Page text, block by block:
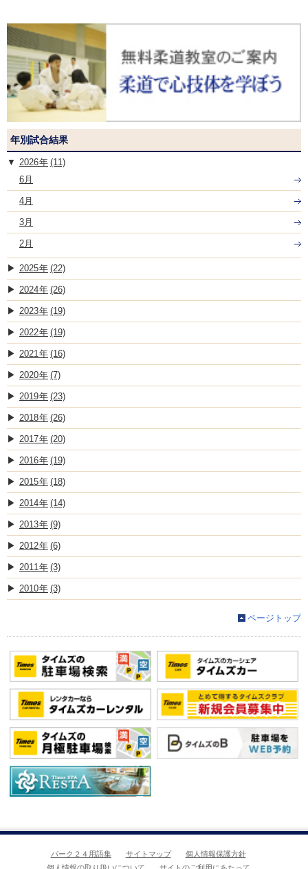
年別試合結果
2026
(11)
6月
4月
3月
2月
2025 (22)
2024 (26)
2023 (19)
2022 (19)
2021 (16)
2020 (7)
2019 (23)
2018 (26)
2017 (20)
2016 (19)
2015 (18)
2014 (14)
2013 (9)
2012 (6)
2011 (3)
2010 (3)
ページトップ
パーク２４用語集 サイトマップ
個人情報保護方針